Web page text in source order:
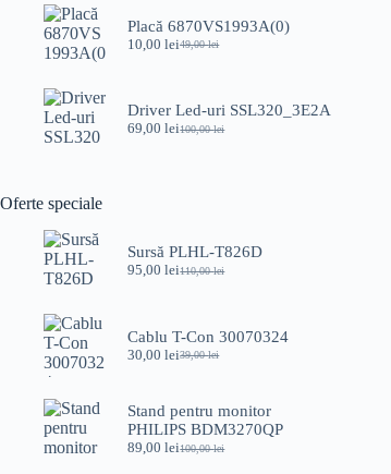
Placă 6870VS1993A(0)
49,00lei
Prețul
fost:
49,00 lei.
10,00leiPrețul
10,00 lei.
Driver Led-uri SSL320_3E2A
100,00lei
Prețul
69,00leiPrețul
Oferte speciale
Sursă PLHL-T826D
110,00lei
Prețul
fost:
110,00 lei.
95,00leiPrețul
95,00 lei.
Cablu T-Con 30070324
39,00lei
Prețul
fost:
39,00 lei.
30,00leiPrețul
30,00 lei.
Stand pentru monitor
PHILIPS BDM3270QP
100,00lei
Prețul
89,00leiPrețul